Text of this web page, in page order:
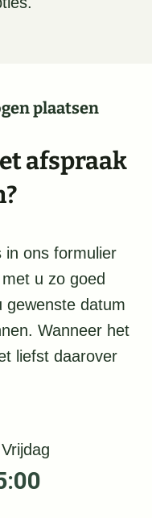
plaatsen
afspraak
in ons formulier
u zo goed
gewenste datum
Wanneer het
liefst daarover